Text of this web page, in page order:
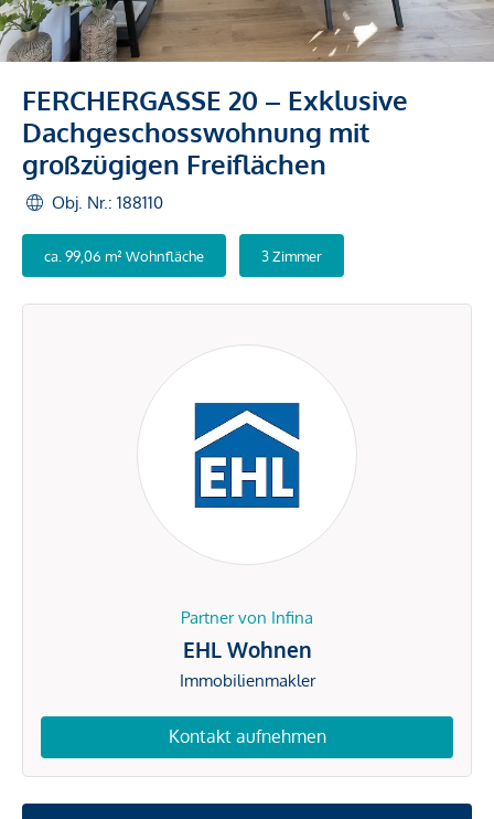
FERCHERGASSE 20 – Exklusive
Dachgeschosswohnung mit
großzügigen Freiflächen
Obj. Nr.: 188110
ca. 99,06 m² Wohnfläche 3 Zimmer
Partner von Infina
EHL Wohnen
Immobilienmakler
Kontakt aufnehmen